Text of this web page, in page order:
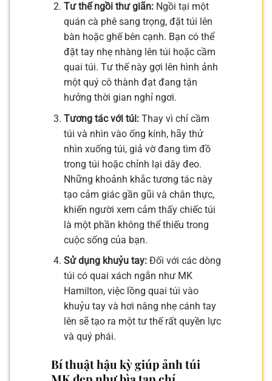
Tư thế ngồi thư giãn:Ngồi tại một
quán cà phê sang trọng, đặt túi lên
bàn hoặc ghế bên cạnh. Bạn có thể
đặt tay nhẹ nhàng lên túi hoặc cầm
quai túi. Tư thế này gợi lên hình ảnh
một quý cô thành đạt đang tận
hưởng thời gian nghỉ ngơi.
Tương tác với túi:Thay vì chỉ cầm
túi và nhìn vào ống kính, hãy thử
nhìn xuống túi, giả vờ đang tìm đồ
trong túi hoặc chỉnh lại dây đeo.
Những khoảnh khắc tương tác này
tạo cảm giác gần gũi và chân thực,
khiến người xem cảm thấy chiếc túi
là một phần không thể thiếu trong
cuộc sống của bạn.
Sử dụng khuỷu tay:Đối với các dòng
túi có quai xách ngắn như MK
Hamilton, việc lồng quai túi vào
khuỷu tay và hơi nâng nhẹ cánh tay
lên sẽ tạo ra một tư thế rất quyền lực
và quý phái.
Bí thuật hậu kỳ giúp ảnh túi